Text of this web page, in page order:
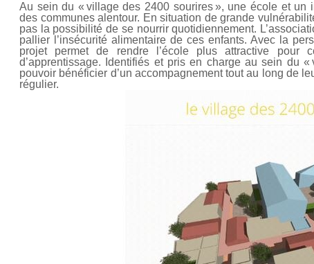
Au sein du « village des 2400 sourires », une école et un
des communes alentour. En situation de grande
pas la possibilité de se nourrir quotidiennement.
pallier l’insécurité alimentaire de ces enfants. Avec la
projet permet de rendre l’école plus attractive pour
d’apprentissage. Identifiés et pris en charge au sein du
pouvoir bénéficier d’un accompagnement tout au long de
régulier.